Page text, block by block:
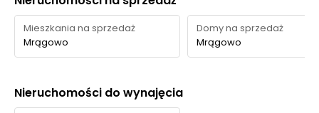
Mieszkania na sprzedaż
Mrągowo
Domy na sprzedaż
Mrągowo
Nieruchomości do wynajęcia